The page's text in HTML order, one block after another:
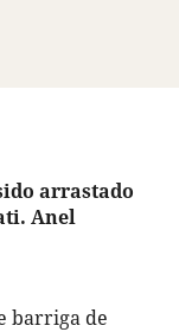
arrastado
Anel
barriga de